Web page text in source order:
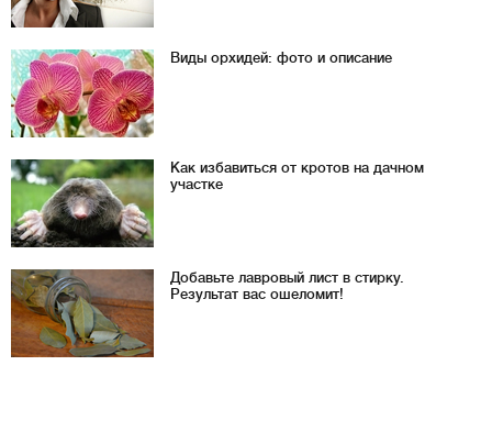
Виды орхидей: фото и описание
Как избавиться от кротов на дачном
участке
Добавьте лавровый лист в стирку.
Результат вас ошеломит!